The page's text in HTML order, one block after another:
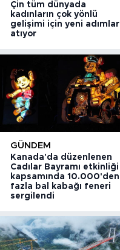
Çin tüm dünyada
kadınların çok yönlü
gelişimi için yeni adımlar
atıyor
GÜNDEM
Kanada'da düzenlenen
Cadılar Bayramı etkinliği
kapsamında 10.000'den
fazla bal kabağı feneri
sergilendi